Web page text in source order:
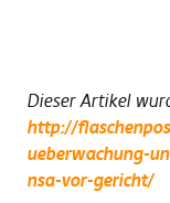
Dieser Artikel
http://
ueberwachung-
nsa-vor-gericht/